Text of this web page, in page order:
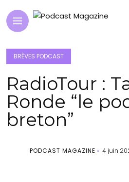
BRÈVES PODCAST
RadioTour :
Ronde “le
breton”
PODCAST MAGAZINE 4 juin